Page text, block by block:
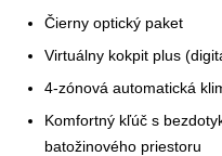
Čierny optický paket
Virtuálny kokpit plus
4-zónová automatická
Komfortný kľúč s
batožinového priestoru